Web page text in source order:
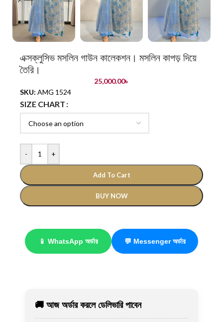
এক্সক্লুসিভ মসলিন গাউন কালেকশন। মসলিন কাপড় দিয়ে
তৈরি।
25,000.00৳
SKU: AMG 1524
SIZE CHART
- +
Add To Cart
BUY NOW
📱 WhatsApp অর্ডার 💬 Messenger অর্ডার
🚚 আজ অর্ডার করলে ডেলিভারি পাবেন